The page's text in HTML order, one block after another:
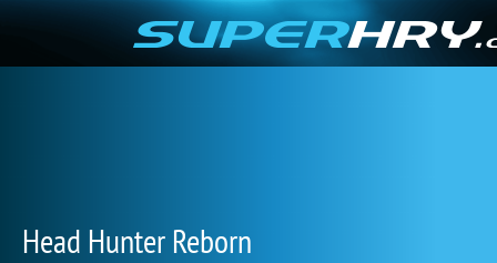
Head Hunter Reborn